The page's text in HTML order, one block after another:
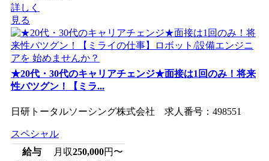
詳しく
見る
★20代・30代のキャリアチェンジ★面接は1回のみ！将来
性バツグン！【ミラ...
日研トータルソーシング株式会社 求人番号：498551
スペシャル
給与
月収250,000円〜